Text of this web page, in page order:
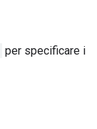
per specificare i